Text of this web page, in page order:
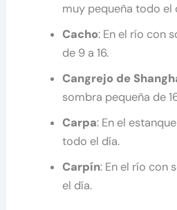
muy pequeña todo el
Cacho: En el río con
de 9 a 16.
Cangrejo de
sombra pequeña de
Carpa: En el
todo el día.
Carpín: En el río con
el día.